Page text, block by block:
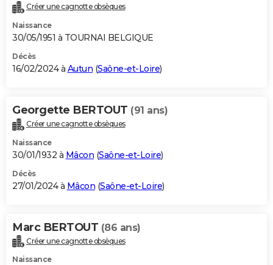
Créer une cagnotte obsèques
Naissance
30/05/1951 à TOURNAI BELGIQUE
Décès
16/02/2024 à Autun (Saône-et-Loire)
Georgette BERTOUT (91 ans)
Créer une cagnotte obsèques
Naissance
30/01/1932 à Mâcon (Saône-et-Loire)
Décès
27/01/2024 à Mâcon (Saône-et-Loire)
Marc BERTOUT (86 ans)
Créer une cagnotte obsèques
Naissance